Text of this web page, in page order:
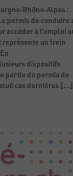
:
permis de conduire
accéder à l’emploi
représente un frein
dispositifs
partie du permis de
ces dernières […]